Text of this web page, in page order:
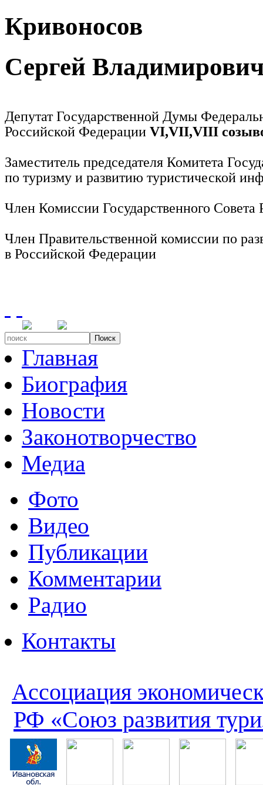
Кривоносов
Сергей
Депутат Государственной Думы
Российской Федерации VI,VII,VIII
Заместитель председателя Комитета
по туризму и развитию туристической
Член Комиссии Государственного
Член Правительственной комиссии по
в Российской Федерации
Поиск
Главная
Биография
Новости
Законотворчество
Медиа
Фото
Видео
Публикации
Комментарии
Радио
Контакты
Ассоциация
РФ «Союз развития